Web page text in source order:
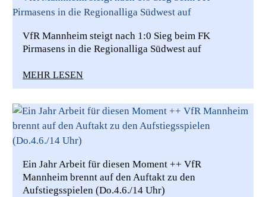
VfR Mannheim steigt nach 1:0 Sieg beim FK
Pirmasens in die Regionalliga Südwest auf
MEHR LESEN
Ein Jahr Arbeit für diesen Moment ++ VfR
Mannheim brennt auf den Auftakt zu den
Aufstiegsspielen (Do.4.6./14 Uhr)